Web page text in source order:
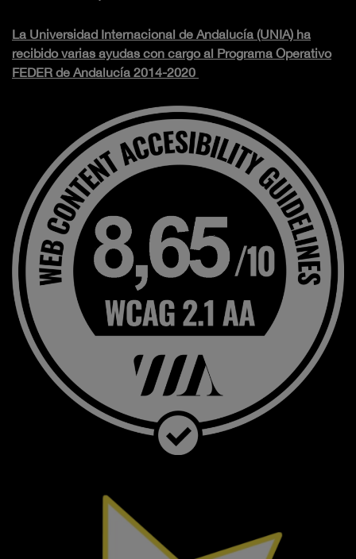
La Universidad Internacional de Andalucía (UNIA) ha
recibido varias ayudas con cargo al Programa Operativo
FEDER de Andalucía 2014-2020